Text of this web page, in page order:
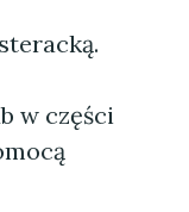
w części